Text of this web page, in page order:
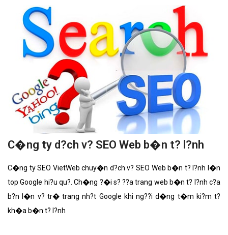
C�ng ty d?ch v? SEO Web b�n t? l?nh
C�ng ty SEO VietWeb chuy�n d?ch v? SEO Web b�n t? l?nh l�n
top Google hi?u qu?. Ch�ng ?�i s? ??a trang web b�n t? l?nh c?a
b?n l�n v? tr� trang nh?t Google khi ng??i d�ng t�m ki?m t?
kh�a b�n t? l?nh